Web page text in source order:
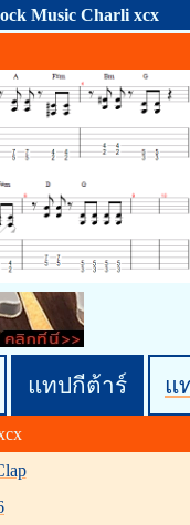
Music Charli xcx
แทปกีต้าร์ แ